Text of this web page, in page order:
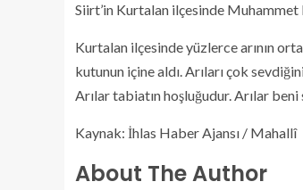
Siirt’in Kurtalan ilçesinde Muhammet
Kurtalan ilçesinde yüzlerce arının
kutunun içine aldı. Arıları çok
Arılar tabiatın hoşluğudur. Arılar
Kaynak: İhlas Haber Ajansı / Mahallî
About The Author